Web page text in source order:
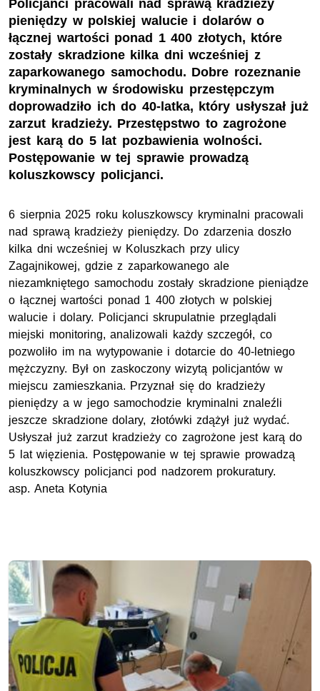
Policjanci pracowali nad sprawą kradzieży
pieniędzy w polskiej walucie i dolarów o
łącznej wartości ponad 1 400 złotych, które
zostały skradzione kilka dni wcześniej z
zaparkowanego samochodu. Dobre rozeznanie
kryminalnych w środowisku przestępczym
doprowadziło ich do 40-latka, który usłyszał już
zarzut kradzieży. Przestępstwo to zagrożone
jest karą do 5 lat pozbawienia wolności.
Postępowanie w tej sprawie prowadzą
koluszkowscy policjanci.
6 sierpnia 2025 roku koluszkowscy kryminalni pracowali
nad sprawą kradzieży pieniędzy. Do zdarzenia doszło
kilka dni wcześniej w Koluszkach przy ulicy
Zagajnikowej, gdzie z zaparkowanego ale
niezamkniętego samochodu zostały skradzione pieniądze
o łącznej wartości ponad 1 400 złotych w polskiej
walucie i dolary. Policjanci skrupulatnie przeglądali
miejski monitoring, analizowali każdy szczegół, co
pozwoliło im na wytypowanie i dotarcie do 40-letniego
mężczyzny. Był on zaskoczony wizytą policjantów w
miejscu zamieszkania. Przyznał się do kradzieży
pieniędzy a w jego samochodzie kryminalni znaleźli
jeszcze skradzione dolary, złotówki zdążył już wydać.
Usłyszał już zarzut kradzieży co zagrożone jest karą do
5 lat więzienia. Postępowanie w tej sprawie prowadzą
koluszkowscy policjanci pod nadzorem prokuratury.
asp. Aneta Kotynia